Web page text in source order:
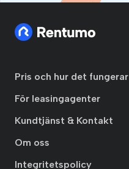
Pris och hur det fungerar
För leasingagenter
Kundtjänst & Kontakt
Om oss
Integritetspolicy